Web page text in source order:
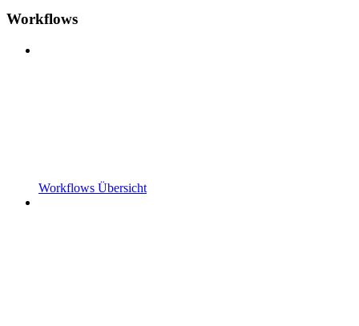
Workflows
Workflows Übersicht